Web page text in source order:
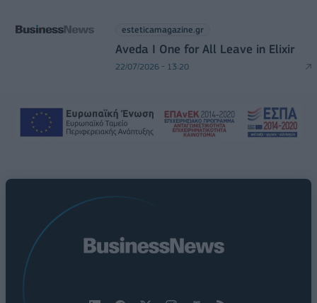
esteticamagazine.gr
Aveda I One for All Leave in Elixir
22/07/2026 - 13:20